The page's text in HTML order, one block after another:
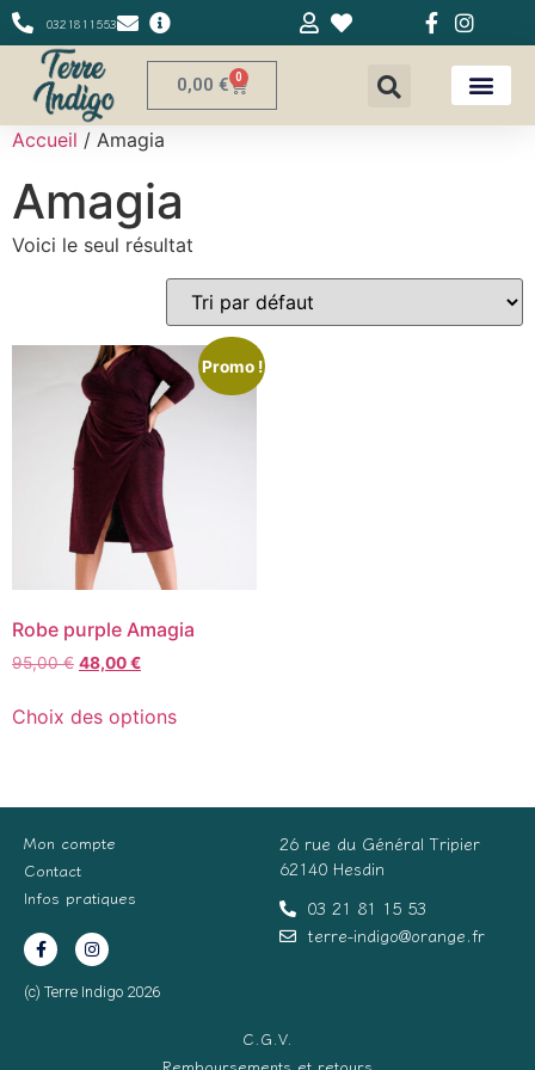
0321811553
0,00 € 0
Accueil / Amagia
Amagia
Voici le seul résultat
Promo !
Robe purple Amagia
95,00€ 48,00€
Choix des options
Mon compte
Contact
Infos pratiques
(c) Terre Indigo 2026
26 rue du Général Tripier
62140 Hesdin
03 21 81 15 53
terre-indigo@orange.fr
C.G.V.